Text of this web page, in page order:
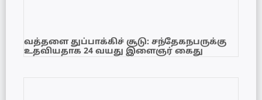
வத்தளை துப்பாக்கிச் சூடு: சந்தேகநபருக்கு
உதவியதாக 24 வயது இளைஞர் கைது